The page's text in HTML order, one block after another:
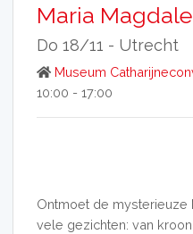
Maria
Do 18/11 - Utrecht
Museum
10:00 - 17:00
Ontmoet de mysterieuze
vele gezichten: van